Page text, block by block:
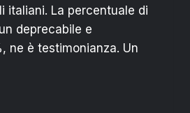
italiani. La percentuale di
deprecabile e
ne è testimonianza. Un